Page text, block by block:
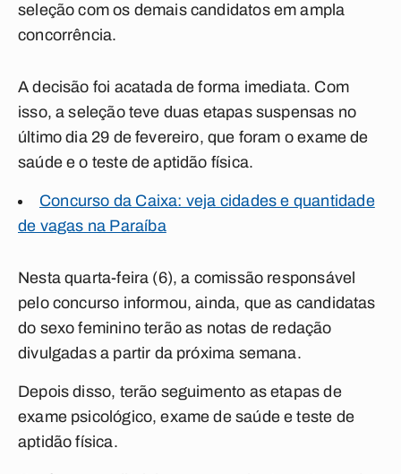
seleção com os demais candidatos em ampla
concorrência.
A decisão foi acatada de forma imediata. Com
isso, a seleção teve duas etapas suspensas no
último dia 29 de fevereiro, que foram o exame de
saúde e o teste de aptidão física.
Concurso da Caixa: veja cidades e quantidade
de vagas na Paraíba
Nesta quarta-feira (6), a comissão responsável
pelo concurso informou, ainda, que as candidatas
do sexo feminino terão as notas de redação
divulgadas a partir da próxima semana.
Depois disso, terão seguimento as etapas de
exame psicológico, exame de saúde e teste de
aptidão física.